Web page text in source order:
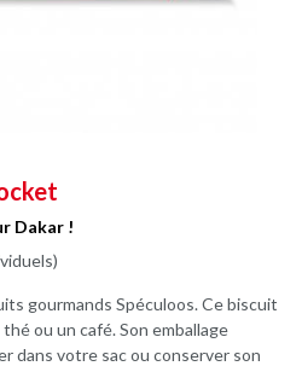
Dakar !
gourmands Spéculoos. Ce biscuit
ou un café. Son emballage
dans votre sac ou conserver son